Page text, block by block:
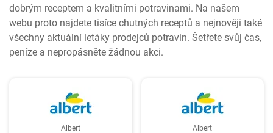
dobrým receptem a kvalitními potravinami. Na našem
webu proto najdete tisíce chutných receptů a nejnověji také
všechny aktuální letáky prodejců potravin. Šetřete svůj čas,
peníze a nepropásněte žádnou akci.
Albert Albert